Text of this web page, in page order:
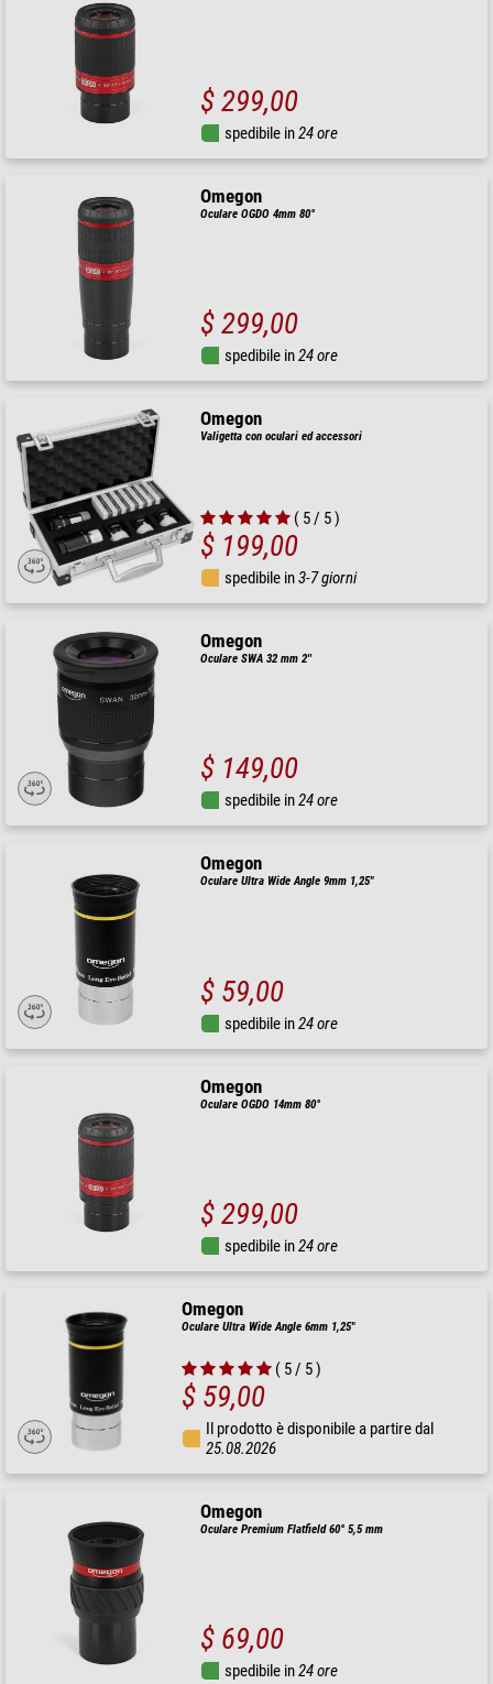
$ 299,00
spedibile in24 ore
Omegon
Oculare OGDO 4mm 80°
$ 299,00
spedibile in24 ore
Omegon
Valigetta con oculari ed accessori
( 5 / 5 )
$ 199,00
spedibile in3-7 giorni
Omegon
Oculare SWA 32 mm 2''
$ 149,00
spedibile in24 ore
Omegon
Oculare Ultra Wide Angle 9mm 1,25"
$ 59,00
spedibile in24 ore
Omegon
Oculare OGDO 14mm 80°
$ 299,00
spedibile in24 ore
Omegon
Oculare Ultra Wide Angle 6mm 1,25"
( 5 / 5 )
$ 59,00
Il prodotto è disponibile a partire dal
25.08.2026
Omegon
Oculare Premium Flatfield 60° 5,5 mm
$ 69,00
spedibile in24 ore